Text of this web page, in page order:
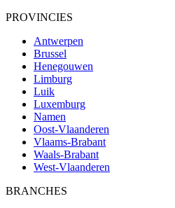
PROVINCIES
Antwerpen
Brussel
Henegouwen
Limburg
Luik
Luxemburg
Namen
Oost-Vlaanderen
Vlaams-Brabant
Waals-Brabant
West-Vlaanderen
BRANCHES